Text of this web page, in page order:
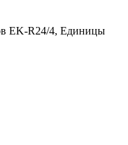
EK-R24/4, Единицы